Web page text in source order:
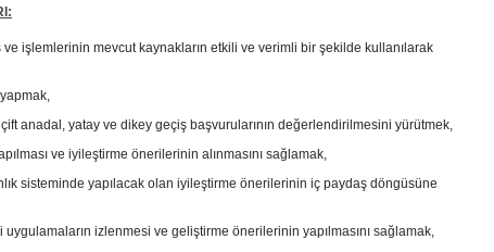
işlemlerinin mevcut kaynakların etkili ve verimli bir şekilde kullanılarak
anadal, yatay ve dikey geçiş başvurularının değerlendirilmesini yürütmek,
ve iyileştirme önerilerinin alınmasını sağlamak,
sisteminde yapılacak olan iyileştirme önerilerinin iç paydaş döngüsüne
izlenmesi ve geliştirme önerilerinin yapılmasını sağlamak,